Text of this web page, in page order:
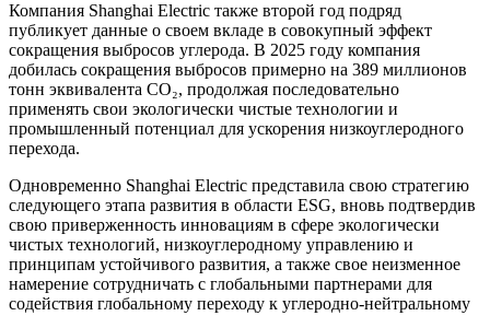
Компания Shanghai Electric также второй год подряд
публикует данные о своем вкладе в совокупный эффект
сокращения выбросов углерода. В 2025 году компания
добилась сокращения выбросов примерно на 389 миллионов
тонн эквивалента CO₂, продолжая последовательно
применять свои экологически чистые технологии и
промышленный потенциал для ускорения низкоуглеродного
перехода.
Одновременно Shanghai Electric представила свою стратегию
следующего этапа развития в области ESG, вновь подтвердив
свою приверженность инновациям в сфере экологически
чистых технологий, низкоуглеродному управлению и
принципам устойчивого развития, а также свое неизменное
намерение сотрудничать с глобальными партнерами для
содействия глобальному переходу к углеродно-нейтральному